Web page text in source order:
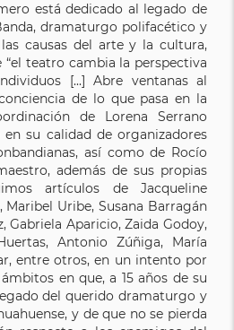
está dedicado al legado de
dramaturgo polifacético y
causas del arte y la cultura,
“el teatro cambia la perspectiva
[...] Abre ventanas al
de lo que pasa en la
de Lorena Serrano
su calidad de organizadores
así como de Rocío
además de sus propias
artículos de Jacqueline
Maribel Uribe, Susana Barragán
Gabriela Aparicio, Zaida Godoy,
Antonio Zúñiga, María
entre otros, en un intento por
en que, a 15 años de su
del querido dramaturgo y
y de que no se pierda